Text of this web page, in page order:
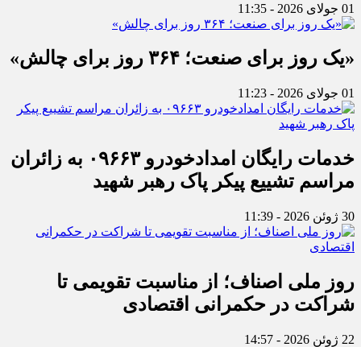
01 جولای 2026 - 11:35
«یک روز برای صنعت؛ ۳۶۴ روز برای چالش»
01 جولای 2026 - 11:23
خدمات رایگان امدادخودرو ۰۹۶۶۳ به زائران
مراسم تشییع پیکر پاک رهبر شهید
30 ژوئن 2026 - 11:39
روز ملی اصناف؛ از مناسبت تقویمی تا
شراکت در حکمرانی اقتصادی
22 ژوئن 2026 - 14:57